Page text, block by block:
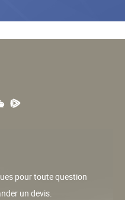
pour toute question
un devis.